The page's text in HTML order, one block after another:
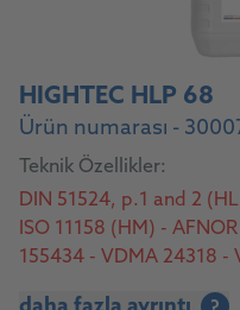
HIGHTEC HLP 68
Ürün numarası -
Teknik Özellikler:
DIN 51524, p.1 and 2
ISO 11158 (HM) -
155434 - VDMA 24318 -